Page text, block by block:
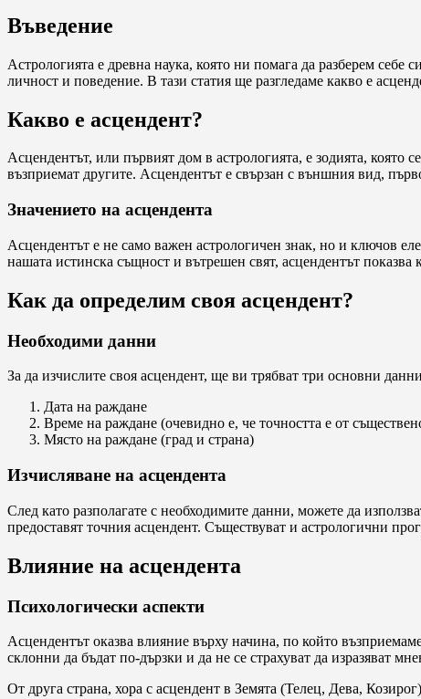
Въведение
Астрологията е древна наука, която ни помага да разберем
личност и поведение. В тази статия ще разгледаме какво е
Какво е асцендент?
Асцендентът, или първият дом в астрологията, е зодията, която
възприемат другите. Асцендентът е свързан с външния вид,
Значението на асцендента
Асцендентът е не само важен астрологичен знак, но и ключов
нашата истинска същност и вътрешен свят, асцендентът
Как да определим своя асцендент?
Необходими данни
За да изчислите своя асцендент, ще ви трябват три основни
Дата на раждане
Време на раждане (очевидно е, че точността е от
Място на раждане (град и страна)
Изчисляване на асцендента
След като разполагате с необходимите данни, можете да
предоставят точния асцендент. Съществуват и астрологични
Влияние на асцендента
Психологически аспекти
Асцендентът оказва влияние върху начина, по който
склонни да бъдат по-дързки и да не се страхуват да изразяват
От друга страна, хора с асцендент в Земята (Телец, Дева,